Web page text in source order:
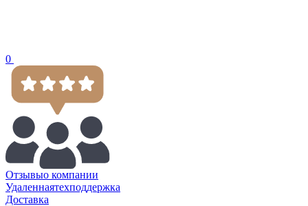
0
Отзывыо компании
Удаленнаятехподдержка
Доставка